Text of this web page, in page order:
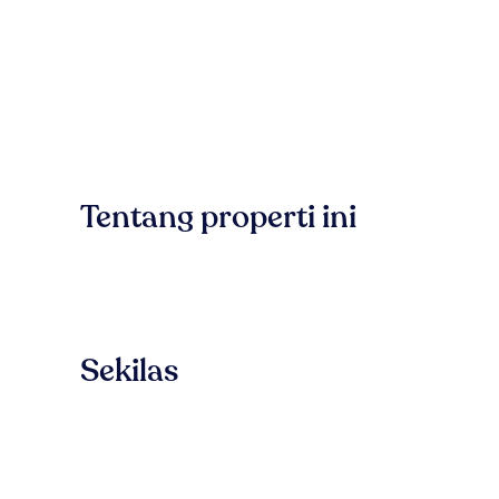
Tentang properti ini
Sekilas